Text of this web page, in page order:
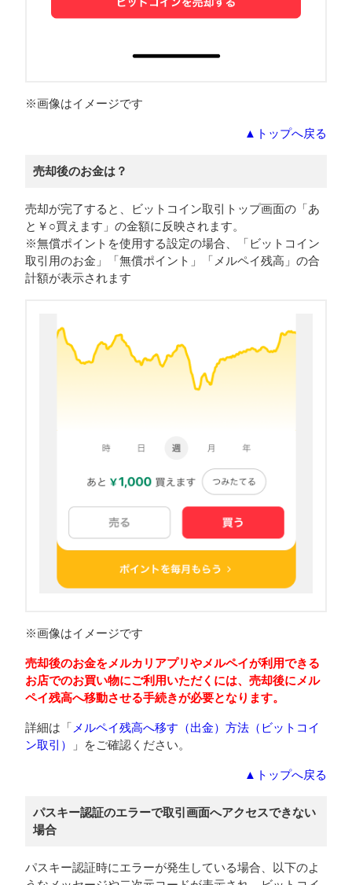
※画像はイメージです
▲トップへ戻る
売却後のお金は？
売却が完了すると、ビットコイン取引トップ画面の「あ
と￥○買えます」の金額に反映されます。
※無償ポイントを使用する設定の場合、「ビットコイン
取引用のお金」「無償ポイント」「メルペイ残高」の合
計額が表示されます
※画像はイメージです
売却後のお金をメルカリアプリやメルペイが利用できる
お店でのお買い物にご利用いただくには、売却後にメル
ペイ残高へ移動させる手続きが必要となります。
詳細は「 メルペイ残高へ移す（出金）方法（ビットコイ
ン取引）
」をご確認ください。
▲トップへ戻る
パスキー認証のエラーで取引画面へアクセスできない
場合
パスキー認証時にエラーが発生している場合、以下のよ